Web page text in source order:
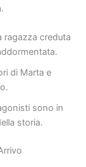
ragazza creduta
di Marta e
sono in
storia.